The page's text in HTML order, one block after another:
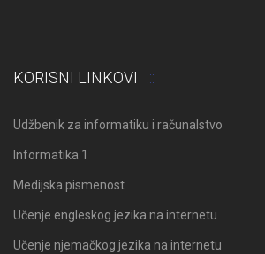
KORISNI LINKOVI
Udžbenik za informatiku i računalstvo
Informatika 1
Medijska pismenost
Učenje engleskog jezika na internetu
Učenje njemačkog jezika na internetu